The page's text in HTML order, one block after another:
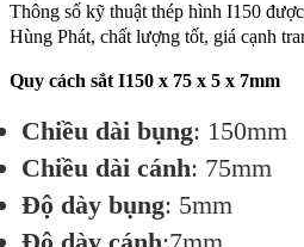
Thông số kỹ thuật thép hình I150
Hùng Phát, chất lượng tốt, giá cạnh
Quy cách sắt I150 x 75 x 5 x 7mm
Chiều dài bụng: 150mm
Chiều dài cánh: 75mm
Độ dày bụng: 5mm